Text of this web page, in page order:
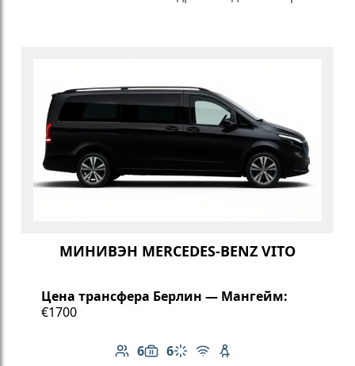
МИНИВЭН MERCEDES-BENZ VITO
Цена трансфера Берлин — Мангейм:
€1700
6
Количество пассажиров: 6
6
Вместимость багажа: 6
Климат-контроль
Бесплатный Wi-Fi
Детское кресло